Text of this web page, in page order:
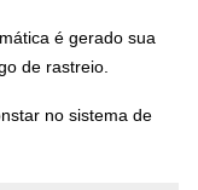
é gerado sua
de rastreio.
no sistema de